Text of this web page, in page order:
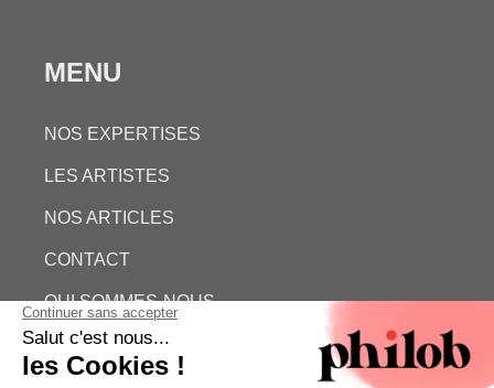
MENU
NOS EXPERTISES
LES ARTISTES
NOS ARTICLES
CONTACT
QUI SOMMES-NOUS
ESTIMATION GRATUITE